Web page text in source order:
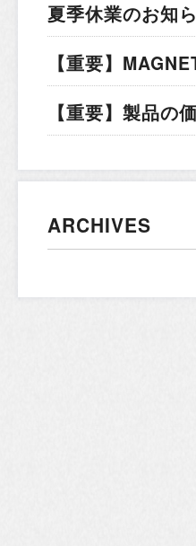
夏季休業のお知
【重要】
【重要】製品の
ARCHIVES